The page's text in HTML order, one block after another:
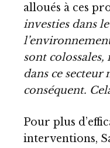
alloués à ces
investies dans
sont
dans ce secteur
conséquent.
Pour plus
interventions,